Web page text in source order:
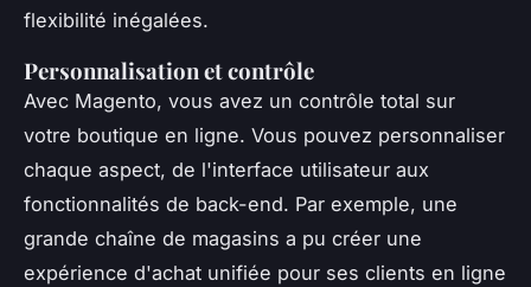
flexibilité inégalées.
Personnalisation et contrôle
Avec Magento, vous avez un contrôle total sur
votre boutique en ligne. Vous pouvez personnaliser
chaque aspect, de l'interface utilisateur aux
fonctionnalités de back-end. Par exemple, une
grande chaîne de magasins a pu créer une
expérience d'achat unifiée pour ses clients en ligne